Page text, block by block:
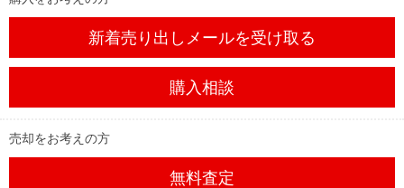
新着売り出しメールを受け取る
購入相談
売却をお考えの方
無料査定